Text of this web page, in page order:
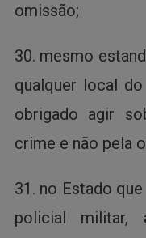
omissão;
30. mesmo
qualquer local
obrigado agir
crime e não pela
31. no Estado
policial militar,